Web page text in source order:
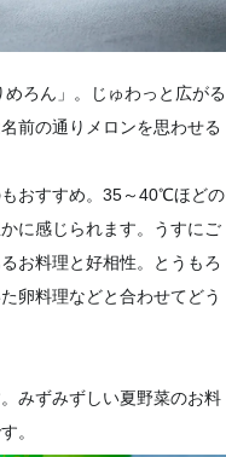
ろん」。じゅわっと広がる
前の通りメロンを思わせる
おすすめ。35～40℃ほどの
に感じられます。うすにご
お料理と好相性。とうもろ
卵料理などと合わせてどう
みずみずしい夏野菜のお料
。